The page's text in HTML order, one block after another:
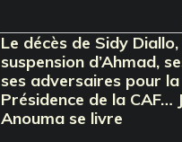
Le décès de Sidy
suspension d’Ahmad,
ses adversaires pour la
Présidence de la CAF…
Anouma se livre